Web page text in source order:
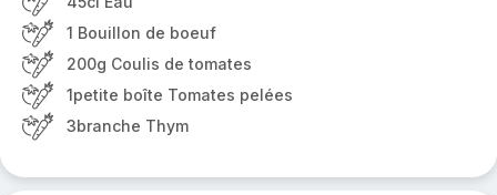
1 Bouillon de boeuf
200g Coulis de tomates
1petite boîte Tomates pelées
3branche Thym